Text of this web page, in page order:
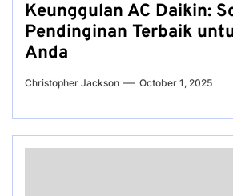
Keunggulan AC Daikin:
Pendinginan Terbaik
Anda
Christopher Jackson October 1, 2025